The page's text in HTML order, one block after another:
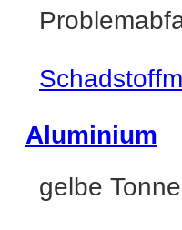
Aluminium
gelbe